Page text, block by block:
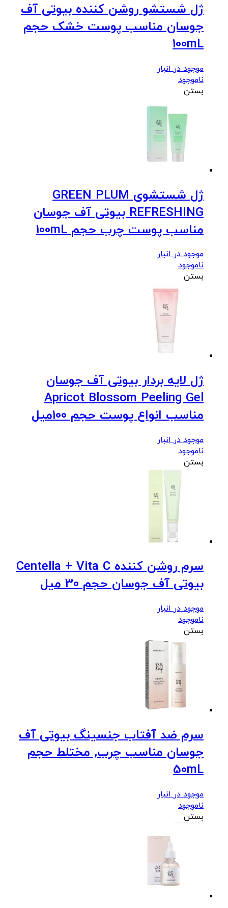
ژل شستشو روشن کننده بیوتی آف
جوسان مناسب پوست خشک حجم
100mL
موجود در انبار
ناموجود
بستن
ژل شستشوی GREEN PLUM
REFRESHING بیوتی آف جوسان
مناسب پوست چرب حجم 100mL
موجود در انبار
ناموجود
بستن
ژل لایه بردار بیوتی آف جوسان
Apricot Blossom Peeling Gel
مناسب انواع پوست حجم 100میل
موجود در انبار
ناموجود
بستن
سرم روشن کننده Centella + Vita C
بیوتی آف جوسان حجم 30 میل
موجود در انبار
ناموجود
بستن
سرم ضد آفتاب جنسینگ بیوتی آف
جوسان مناسب چرب, مختلط حجم
50mL
موجود در انبار
ناموجود
بستن